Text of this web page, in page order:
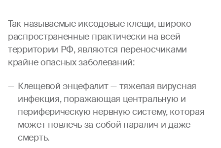
Так называемые иксодовые клещи, широко
распространенные практически на всей
территории РФ, являются переносчиками
крайне опасных заболеваний:
Клещевой энцефалит — тяжелая вирусная
инфекция, поражающая центральную и
периферическую нервную систему, которая
может повлечь за собой паралич и даже
смерть.